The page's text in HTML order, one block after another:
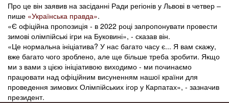
Про це він заявив на засіданні Ради регіонів у Львові в четвер –
пише «Українська правда».
«Є офіційна пропозиція - в 2022 році запропонувати провести
зимові олімпійські ігри на Буковині», - сказав він.
«Це нормальна ініціатива? У нас багато часу є... Я вам скажу,
вже багато чого зроблено, але ще більше треба зробити. Якщо
ми з вами з цією ініціативою виходимо - ми починаємо
працювати над офіційним висуненням нашої країни для
проведення зимових Олімпійських ігор у Карпатах», - зазначив
президент.